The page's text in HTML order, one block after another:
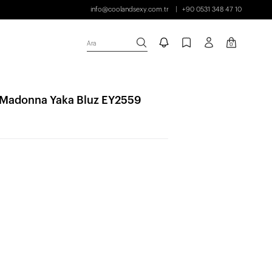
info@coolandsexy.com.tr +90 0531 348 47 10
Ara 0
Yaka Bluz EY2559